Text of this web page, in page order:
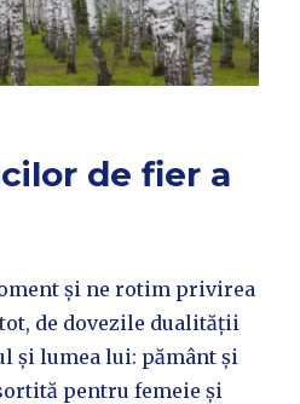
de fier a
și ne rotim privirea
de dovezile dualității
și lumea lui: pământ și
pentru femeie și